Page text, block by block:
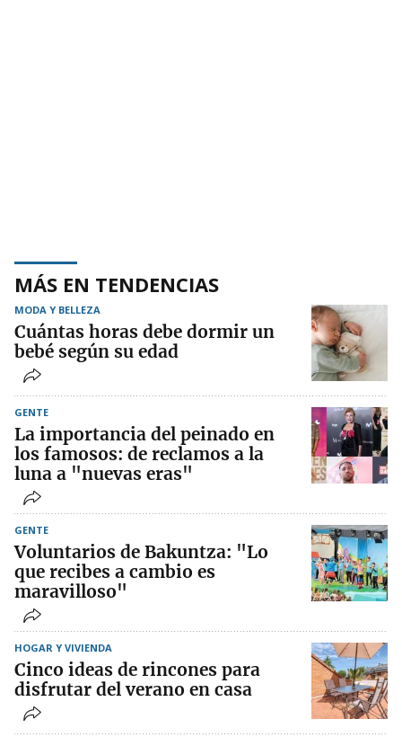
MÁS EN TENDENCIAS
MODA Y BELLEZA
Cuántas horas debe dormir un
bebé según su edad
GENTE
La importancia del peinado en
los famosos: de reclamos a la
luna a "nuevas eras"
GENTE
Voluntarios de Bakuntza: "Lo
que recibes a cambio es
maravilloso"
HOGAR Y VIVIENDA
Cinco ideas de rincones para
disfrutar del verano en casa